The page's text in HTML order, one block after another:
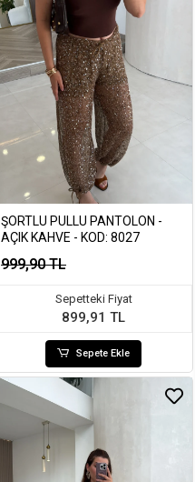
ŞORTLU PULLU PANTOLON -
AÇIK KAHVE - KOD: 8027
999,90 TL
Sepetteki Fiyat
899,91 TL
Sepete Ekle